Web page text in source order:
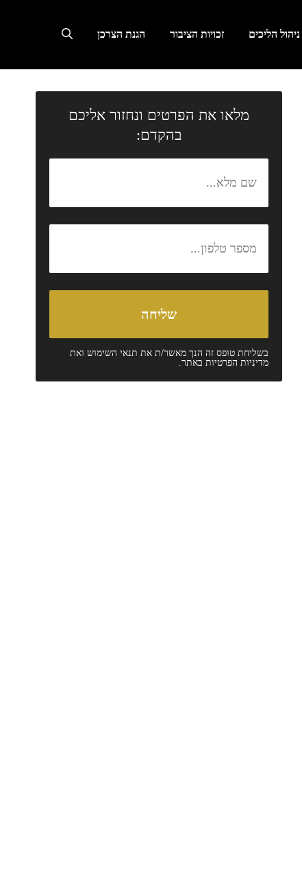
ניהול הליכים זכויות הציבור הגנת הצרכן
מלאו את הפרטים ונחזור אליכם
בהקדם:
בשליחת טופס זה הנך מאשר/ת את תנאי השימושואת
מדיניות הפרטיותבאתר.